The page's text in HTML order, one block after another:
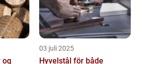
og
03 juli 2025
Hyvelstål för både